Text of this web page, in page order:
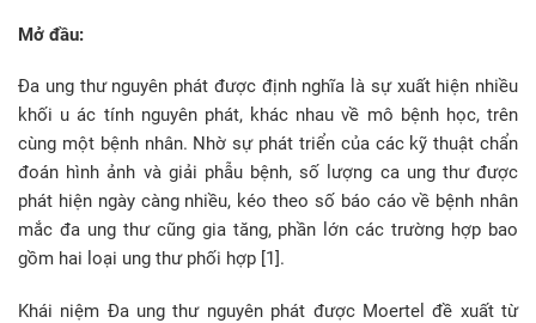
Mở đầu:
Đa ung thư nguyên phát được định nghĩa là sự xuất hiện nhiều
khối u ác tính nguyên phát, khác nhau về mô bệnh học, trên
cùng một bệnh nhân. Nhờ sự phát triển của các kỹ thuật chẩn
đoán hình ảnh và giải phẫu bệnh, số lượng ca ung thư được
phát hiện ngày càng nhiều, kéo theo số báo cáo về bệnh nhân
mắc đa ung thư cũng gia tăng, phần lớn các trường hợp bao
gồm hai loại ung thư phối hợp [1].
Khái niệm Đa ung thư nguyên phát được Moertel đề xuất từ